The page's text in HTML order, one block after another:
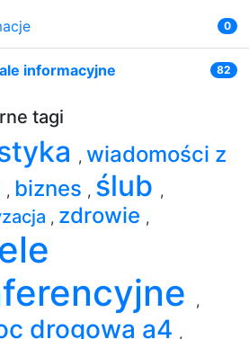
0
informacyjne 82
tagi
, wiadomości z
, biznes , ślub ,
, zdrowie ,
,
drogowa a4 ,